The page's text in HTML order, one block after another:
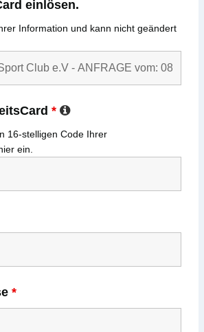
einlösen.
Information und kann nicht geändert
*
16-stelligen Code Ihrer
ein.
*